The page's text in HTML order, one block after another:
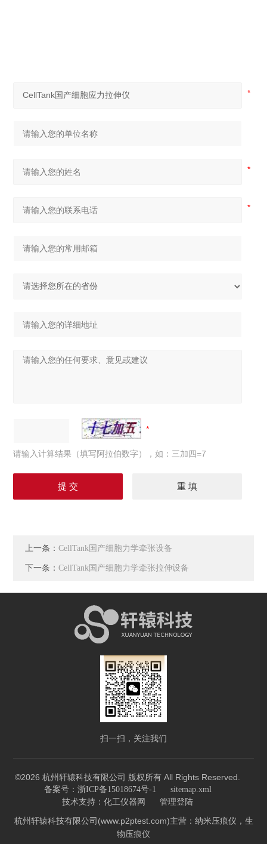
请输入计算结果（填写阿拉伯数字），如：三加四=7
上一条：CellTank国产细胞力学牵张设备
下一条：CellTank国产细胞力学牵张拉伸设备
扫一扫，关注我们
©2026 杭州轩辕科技有限公司 版权所有 All Rights Reserved.
备案号：浙ICP备15018674号-1 sitemap.xml
技术支持： 化工仪器网 管理登陆
杭州轩辕科技有限公司(www.p2ptest.com)主营：纳米压痕仪，生
物压痕仪